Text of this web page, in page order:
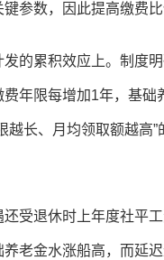
参数，因此提高缴费
的累积效应上。制度
年限每增加1年，基
越长、月均领取额越高
受退休时上年度社平
老金水涨船高，而延